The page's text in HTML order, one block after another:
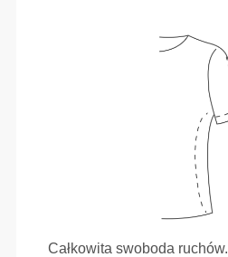
Całkowita swoboda